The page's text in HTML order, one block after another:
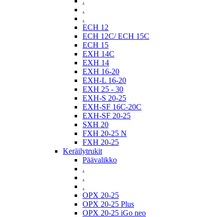
.
.
ECH 12
ECH 12C/ ECH 15C
ECH 15
EXH 14C
EXH 14
EXH 16-20
EXH-L 16-20
EXH 25 - 30
EXH-S 20-25
EXH-SF 16C-20C
EXH-SF 20-25
SXH 20
FXH 20-25 N
FXH 20-25
Keräilytrukit
Päävalikko
.
.
.
OPX 20-25
OPX 20-25 Plus
OPX 20-25 iGo neo